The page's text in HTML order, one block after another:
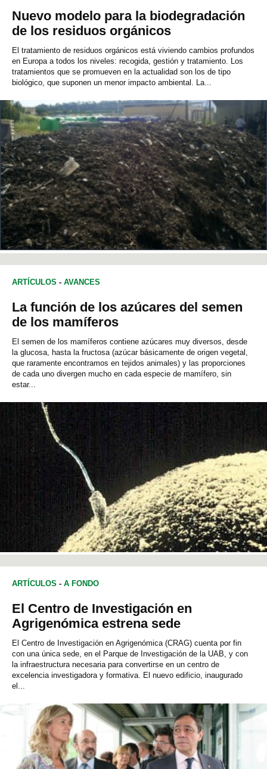
Nuevo modelo para la biodegradación
de los residuos orgánicos
El tratamiento de residuos orgánicos está viviendo cambios profundos
en Europa a todos los niveles: recogida, gestión y tratamiento. Los
tratamientos que se promueven en la actualidad son los de tipo
biológico, que suponen un menor impacto ambiental. La...
ARTÍCULOS - AVANCES
La función de los azúcares del semen
de los mamíferos
El semen de los mamíferos contiene azúcares muy diversos, desde
la glucosa, hasta la fructosa (azúcar básicamente de origen vegetal,
que raramente encontramos en tejidos animales) y las proporciones
de cada uno divergen mucho en cada especie de mamífero, sin
estar...
ARTÍCULOS - A FONDO
El Centro de Investigación en
Agrigenómica estrena sede
El Centro de Investigación en Agrigenómica (CRAG) cuenta por fin
con una única sede, en el Parque de Investigación de la UAB, y con
la infraestructura necesaria para convertirse en un centro de
excelencia investigadora y formativa. El nuevo edificio, inaugurado
el...